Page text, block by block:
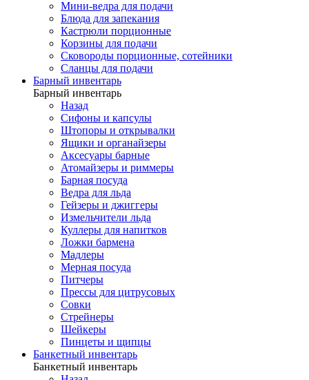
Мини-ведра для подачи
Блюда для запекания
Кастрюли порционные
Корзины для подачи
Сковороды порционные, сотейники
Сланцы для подачи
Барный инвентарь
Барный инвентарь
Назад
Сифоны и капсулы
Штопоры и открывалки
Ящики и органайзеры
Аксесуары барные
Атомайзеры и риммеры
Барная посуда
Ведра для льда
Гейзеры и джиггеры
Измельчители льда
Куллеры для напитков
Ложки бармена
Мадлеры
Мерная посуда
Питчеры
Прессы для цитрусовых
Совки
Стрейнеры
Шейкеры
Пинцеты и щипцы
Банкетный инвентарь
Банкетный инвентарь